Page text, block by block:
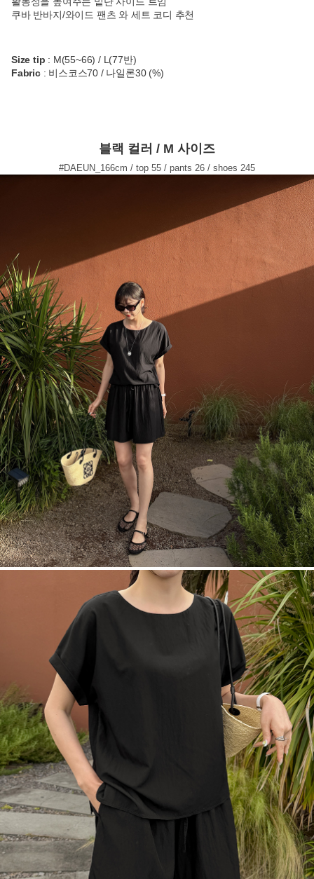
쿠바 반바지/와이드 팬츠 와 세트 코디 추천
Size tip : M(55~66) / L(77반)
Fabric: 비스코스70 / 나일론30 (%)
블랙 컬러 / M 사이즈
#DAEUN_166cm / top 55 / pants 26 / shoes 245